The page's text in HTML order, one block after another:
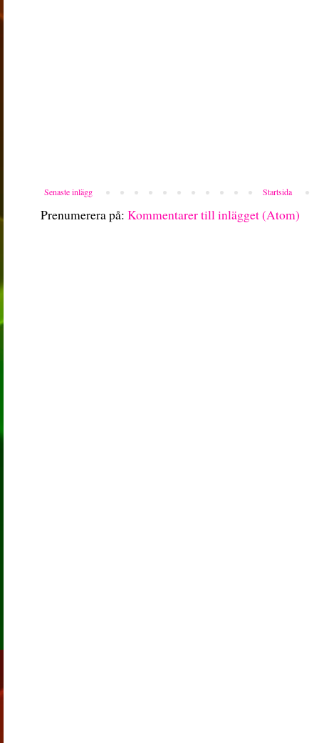
Senaste inlägg Startsida
Prenumerera på: Kommentarer till inlägget (Atom)